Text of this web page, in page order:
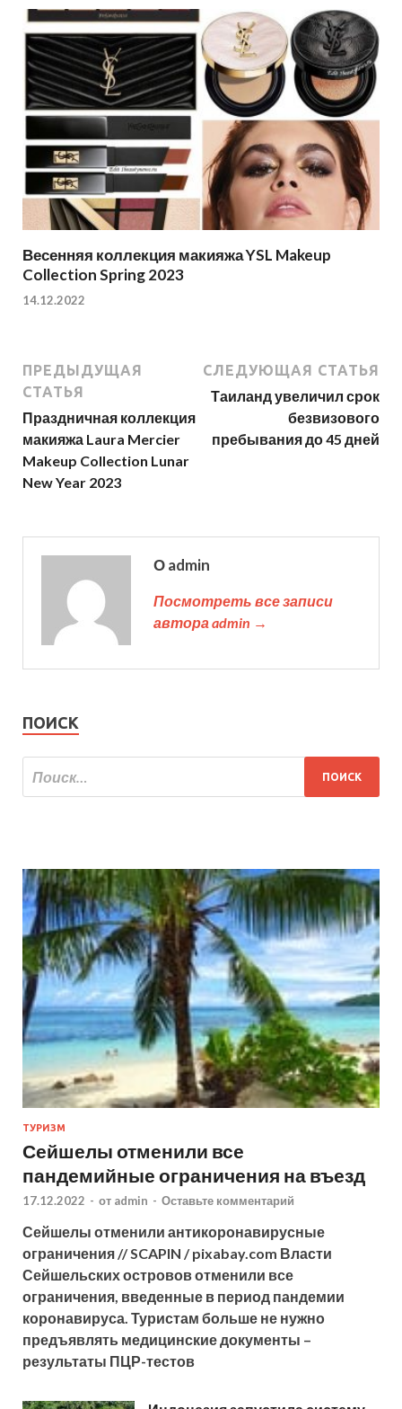
Весенняя коллекция макияжа YSL Makeup
Collection Spring 2023
14.12.2022
ПРЕДЫДУЩАЯ
СТАТЬЯ
Праздничная коллекция
макияжа Laura Mercier
Makeup Collection Lunar
New Year 2023
СЛЕДУЮЩАЯ СТАТЬЯ
Таиланд увеличил срок
безвизового
пребывания до 45 дней
О admin
Посмотреть все записи
автора admin →
ПОИСК
ТУРИЗМ
Сейшелы отменили все
пандемийные ограничения на въезд
17.12.2022 - от admin - Оставьте комментарий
Сейшелы отменили антикоронавирусные
ограничения // SCAPIN / pixabay.com Власти
Сейшельских островов отменили все
ограничения, введенные в период пандемии
коронавируса. Туристам больше не нужно
предъявлять медицинские документы –
результаты ПЦР-тестов